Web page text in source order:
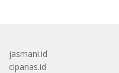
jasmani.id
cipanas.id